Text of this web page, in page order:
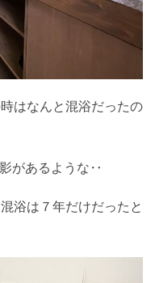
はなんと混浴だったの
があるような‥
浴は７年だけだったと